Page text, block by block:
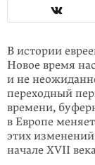
В истории
Новое время
и не
переходный
времени,
в Европе
этих
начале XVII